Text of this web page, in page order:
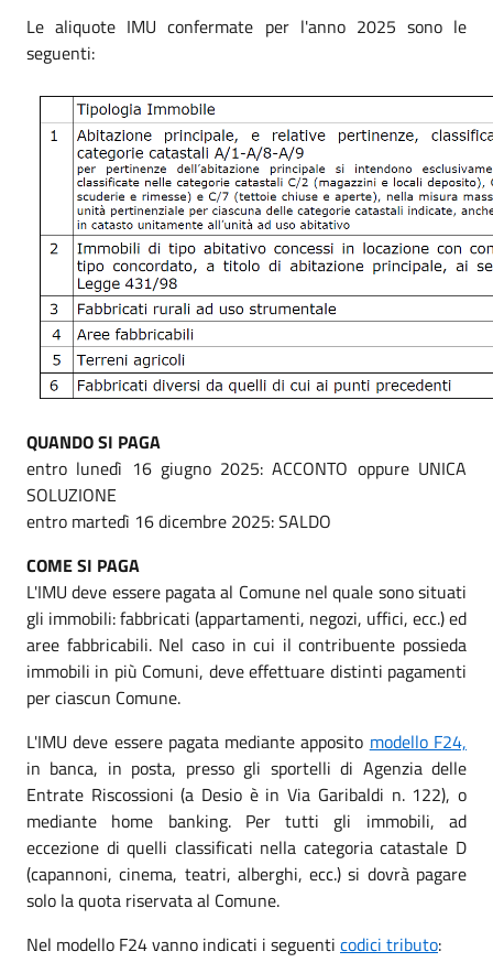
Le aliquote IMU confermate per l'anno 2025 sono le
seguenti:
QUANDO SI PAGA
entro lunedì 16 giugno 2025: ACCONTO oppure UNICA
SOLUZIONE
entro martedì 16 dicembre 2025: SALDO
COME SI PAGA
L'IMU deve essere pagata al Comune nel quale sono situati
gli immobili: fabbricati (appartamenti, negozi, uffici, ecc.) ed
aree fabbricabili. Nel caso in cui il contribuente possieda
immobili in più Comuni, deve effettuare distinti pagamenti
per ciascun Comune.
L'IMU deve essere pagata mediante apposito modello F24,
in banca, in posta, presso gli sportelli di Agenzia delle
Entrate Riscossioni (a Desio è in Via Garibaldi n. 122), o
mediante home banking. Per tutti gli immobili, ad
eccezione di quelli classificati nella categoria catastale D
(capannoni, cinema, teatri, alberghi, ecc.) si dovrà pagare
solo la quota riservata al Comune.
Nel modello F24 vanno indicati i seguenti codici tributo: